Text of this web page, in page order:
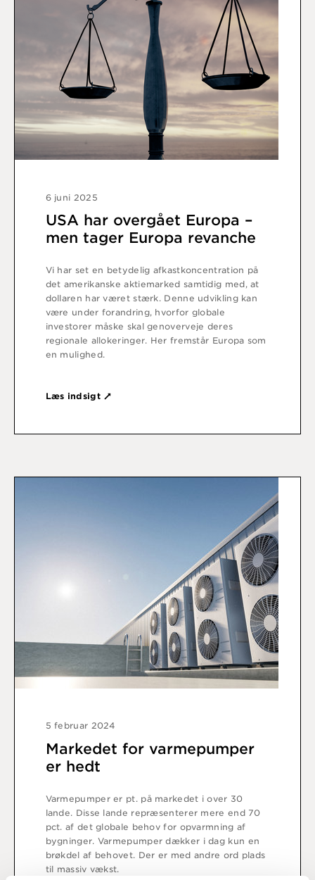
6 juni 2025
USA har overgået Europa –
men tager Europa revanche
Vi har set en betydelig afkastkoncentration på
det amerikanske aktiemarked samtidig med, at
dollaren har været stærk. Denne udvikling kan
være under forandring, hvorfor globale
investorer måske skal genoverveje deres
regionale allokeringer. Her fremstår Europa som
en mulighed.
Læs indsigt
5 februar 2024
Markedet for varmepumper
er hedt
Varmepumper er pt. på markedet i over 30
lande. Disse lande repræsenterer mere end 70
pct. af det globale behov for opvarmning af
bygninger. Varmepumper dækker i dag kun en
brøkdel af behovet. Der er med andre ord plads
til massiv vækst.